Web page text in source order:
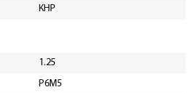
КНР
1.25
P6M5